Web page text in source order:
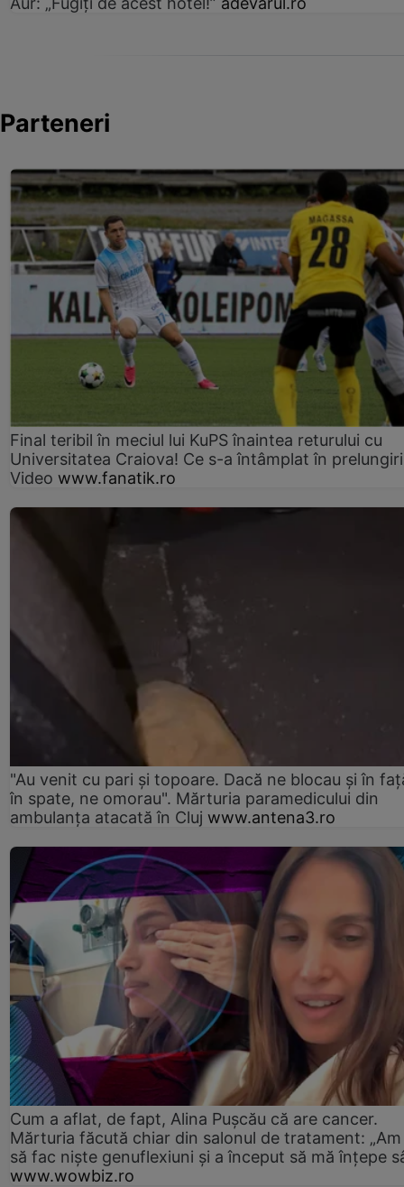
Parteneri
Final teribil în meciul lui KuPS înaintea returului cu
Universitatea Craiova! Ce s-a întâmplat în
Video www.fanatik.ro
"Au venit cu pari și topoare. Dacă ne blocau şi în
în spate, ne omorau". Mărturia paramedicului din
ambulanţa atacată în Cluj www.antena3.ro
Cum a aflat, de fapt, Alina Pușcău că are cancer.
Mărturia făcută chiar din salonul de tratament:
să fac niște genuflexiuni și a început să mă înțepe
www.wowbiz.ro